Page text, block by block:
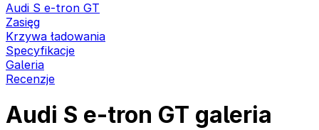
Audi S e-tron GT
Zasięg
Krzywa ładowania
Specyfikacje
Galeria
Recenzje
Audi S e-tron GT galeria